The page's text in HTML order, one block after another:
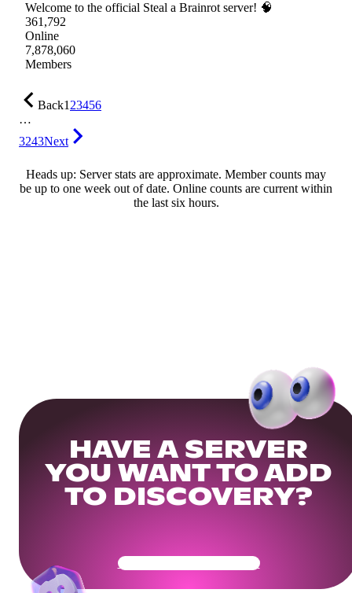
Welcome to the official Steal a Brainrot server! 🧠
361,792
Online
7,878,060
Members
Back123456
…
3243Next
Heads up: Server stats are approximate. Member counts may
be up to one week out of date. Online counts are current within
the last six hours.
HAVE A SERVER
YOU WANT TO ADD
TO DISCOVERY?
Get Your Community Ready